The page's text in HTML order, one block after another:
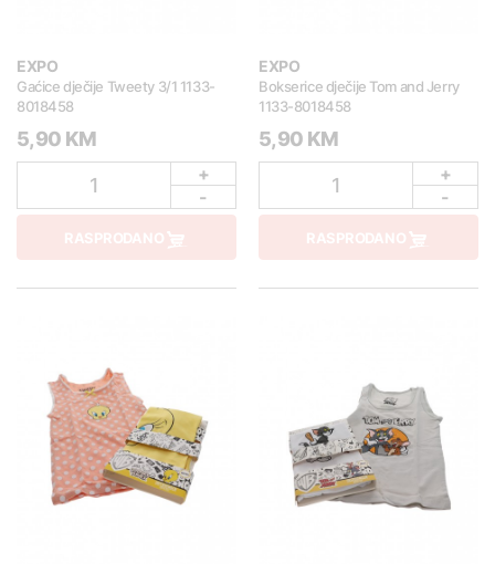
EXPO
Gaćice dječije Tweety 3/1 1133-
8018458
5,90 KM
1
+
-
RASPRODANO
EXPO
Bokserice dječije Tom and Jerry
1133-8018458
5,90 KM
1
+
-
RASPRODANO